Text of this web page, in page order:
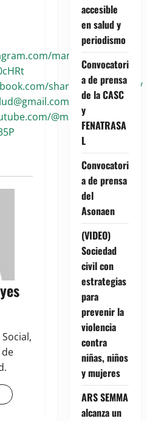
manchetasalud?
share/1BoaKRywuG/
@manchetasalud?
de
accesible
en salud y
periodismo
Convocatori
a de prensa
de la CASC
y
FENATRASA
L
Convocatori
a de prensa
del
Asonaen
(VIDEO)
Sociedad
civil con
estrategias
para
prevenir la
violencia
contra
niñas, niños
y mujeres
ARS SEMMA
alcanza un